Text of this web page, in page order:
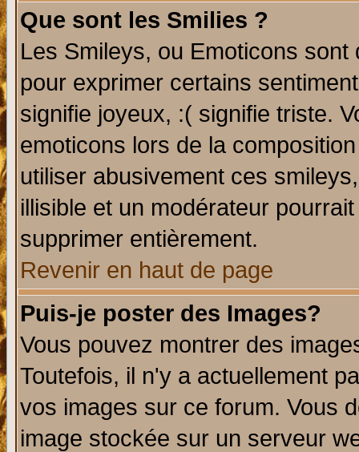
Que sont les Smilies ?
Les Smileys, ou Emoticons
pour exprimer certains
signifie joyeux, :( signifie triste.
emoticons lors de la
utiliser abusivement ces
illisible et un modérateur
supprimer entièrement.
Revenir en haut de page
Puis-je poster des Images?
Vous pouvez montrer des
Toutefois, il n'y a actuellement
vos images sur ce forum. Vous
image stockée sur un serveur